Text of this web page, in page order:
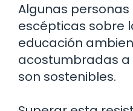
Algunas
escépticas sobre
educación
acostumbradas
son sostenibles.